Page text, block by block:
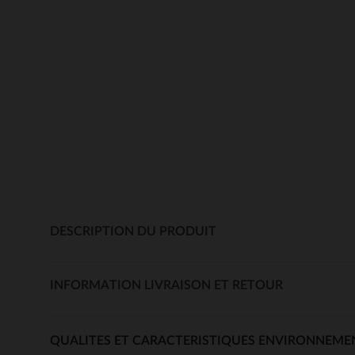
DESCRIPTION DU PRODUIT
INFORMATION LIVRAISON ET RETOUR
QUALITES ET CARACTERISTIQUES